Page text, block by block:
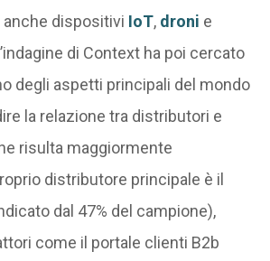
anche dispositivi IoT, droni e
di Context ha poi cercato
degli aspetti principali del mondo
la relazione tra distributori e
risulta maggiormente
distributore principale è il
dal 47% del campione),
come il portale clienti B2b